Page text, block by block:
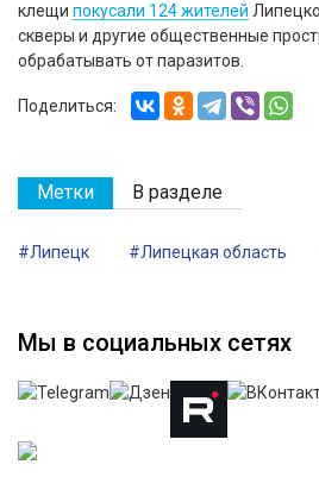
клещи покусали 124 жителей
скверы и другие общественные
обрабатывать от паразитов.
Поделиться:
Метки В разделе
#Липецк #Липецкая область
Мы в социальных сетях